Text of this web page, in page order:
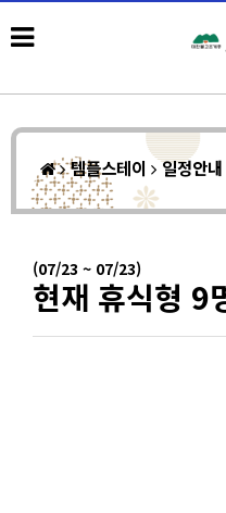
템플스테이 일정안내
(07/23 ~ 07/23)
현재 휴식형 9